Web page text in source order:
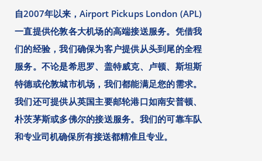
自2007年以来，Airport Pickups London (APL)
一直提供伦敦各大机场的高端接送服务。凭借我
们的经验，我们确保为客户提供从头到尾的全程
服务。不论是希思罗、盖特威克、卢顿、斯坦斯
特德或伦敦城市机场，我们都能满足您的需求。
我们还可提供从英国主要邮轮港口如南安普顿、
朴茨茅斯或多佛尔的接送服务。我们的可靠车队
和专业司机确保所有接送都精准且专业。